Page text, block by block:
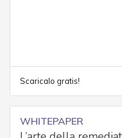
Scaricalo gratis!
WHITEPAPER